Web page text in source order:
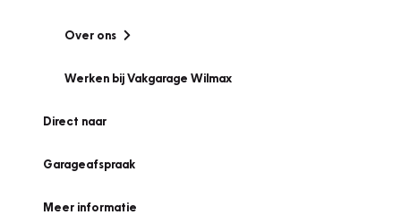
Over ons
Werken bij Vakgarage Wilmax
Direct naar
Garageafspraak
Meer informatie